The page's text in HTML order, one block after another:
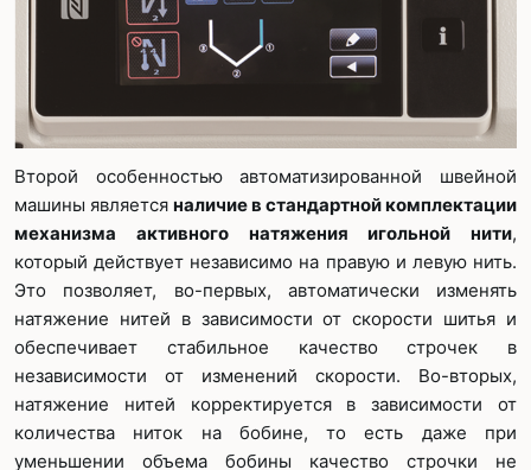
Второй особенностью автоматизированной швейной
машины является наличие в стандартной комплектации
механизма активного натяжения игольной нити,
который действует независимо на правую и левую нить.
Это позволяет, во-первых, автоматически изменять
натяжение нитей в зависимости от скорости шитья и
обеспечивает стабильное качество строчек в
независимости от изменений скорости. Во-вторых,
натяжение нитей корректируется в зависимости от
количества ниток на бобине, то есть даже при
уменьшении объема бобины качество строчки не